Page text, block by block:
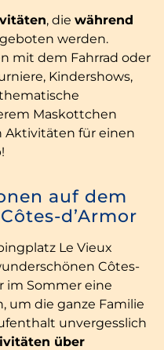
, die während
werden.
mit dem Fahrrad oder
Kindershows,
Maskottchen
Aktivitäten für einen
auf dem
d’Armor
Le Vieux
Côtes-
im Sommer eine
um die ganze Familie
unvergesslich
über